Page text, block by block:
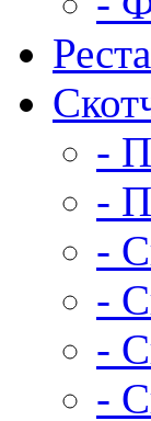
-
-
-
-
-
-